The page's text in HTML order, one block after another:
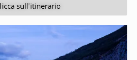
sull'itinerario